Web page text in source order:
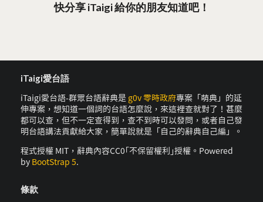
快分享 iTaigi 給你的朋友知道吧！
iTaigi愛台語
iTaigi愛台語-群眾台語辭典是 g0v 零時政府專案「萌典」的延
伸專案，想知道一個詞的台語怎麼說，來這裡查就對了！甚麼
都可以查，但不一定查得到，查不到時可以發問，或者自己發
明台語講法貢獻給大家，簡單說就是「自己的辭典自己編」。
程式授權 MIT，辭典內容CC0｢不保留權利｣授權。Powered
by BootStrap 5.
條款